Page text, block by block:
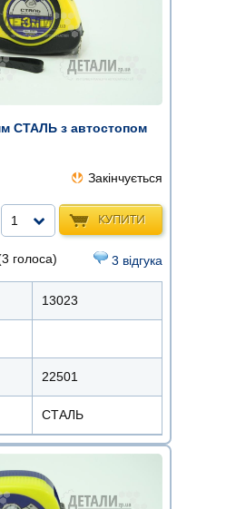
СТАЛЬ з автостопом
Закінчується
КУПИТИ
1
голоса) 3 відгука
13023
22501
СТАЛЬ